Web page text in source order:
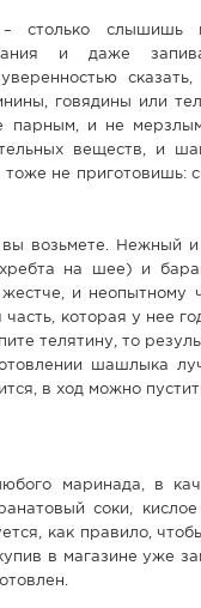
столько слышишь
и даже
говядины или
и не
веществ, и
не приготовишь:
возьмете. Нежный
на шее) и
и неопытному
часть, которая у нее
телятину, то
шашлыка
в ход можно
маринада, в
соки,
как правило,
в магазине уже